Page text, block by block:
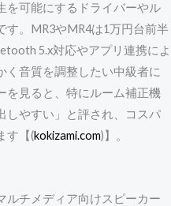
を可能にするドライバーやル
す。MR3やMR4は1万円台前半
5.x対応やアプリ連携によ
く音質を調整したい中級者に
を見ると、特にルーム補正機
しやすい」と評され、コスパ
す【(kokizami.com)】。
ルチメディア向けスピーカー